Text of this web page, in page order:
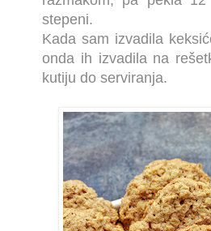
stepeni.
Kada sam izvadila
onda ih izvadila na
kutiju do serviranja.